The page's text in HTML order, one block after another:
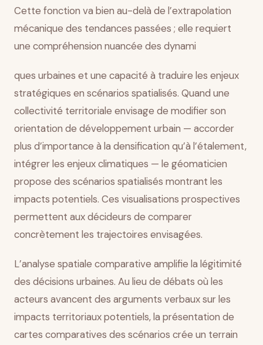
Cette fonction va bien au-delà de l’extrapolation
mécanique des tendances passées ; elle requiert
une compréhension nuancée des dynami
ques urbaines et une capacité à traduire les enjeux
stratégiques en scénarios spatialisés. Quand une
collectivité territoriale envisage de modifier son
orientation de développement urbain — accorder
plus d’importance à la densification qu’à l’étalement,
intégrer les enjeux climatiques — le géomaticien
propose des scénarios spatialisés montrant les
impacts potentiels. Ces visualisations prospectives
permettent aux décideurs de comparer
concrètement les trajectoires envisagées.
L’analyse spatiale comparative amplifie la légitimité
des décisions urbaines. Au lieu de débats où les
acteurs avancent des arguments verbaux sur les
impacts territoriaux potentiels, la présentation de
cartes comparatives des scénarios crée un terrain